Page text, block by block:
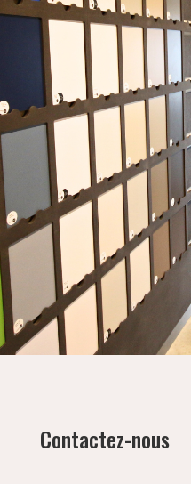
Contactez-nous